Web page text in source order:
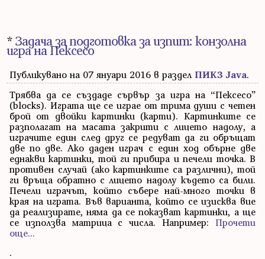
*Задача за подготовка за изпит: конзолна
игра на Пексесо
Публикувано на 07 януари 2016 в раздел ПИК3 Java.
Трябва да се създаде сървър за игра на “Пексесо”
(blocks). Играта ще се играе от трима души с четен
брой от двойки картинки (карти). Картинките се
разполагат на масата закрити с лицето надолу, а
играчите един след друг се редуват да ги обръщат
две по две. Ако даден играч с един ход обърне две
еднакви картинки, той ги прибира и печели точка. В
противен случай (ако картинките са различни), той
ги връща обратно с лицето надолу където са били.
Печели играчът, който събере най-много точки в
края на играта. Във варианта, който се изисква вие
да реализирате, няма да се показват картинки, а ще
се използва матрица с числа. Например: Прочети
още...
.